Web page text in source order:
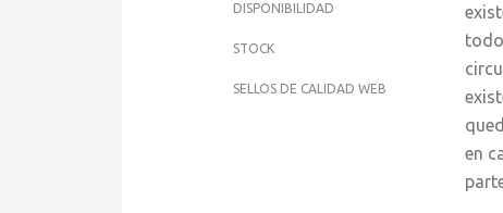
en
DISPONIBILIDAD
STOCK
SELLOS DE CALIDAD WEB